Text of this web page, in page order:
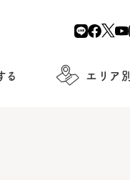
る エリア別